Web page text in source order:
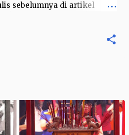
sebelumnya di artikel
ke Brunei , saya tidak punya
riset mengenai tempat-
Namun berun…